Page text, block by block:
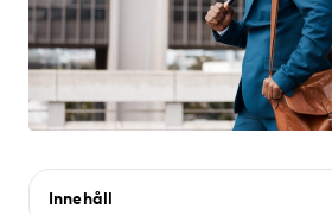
Innehåll